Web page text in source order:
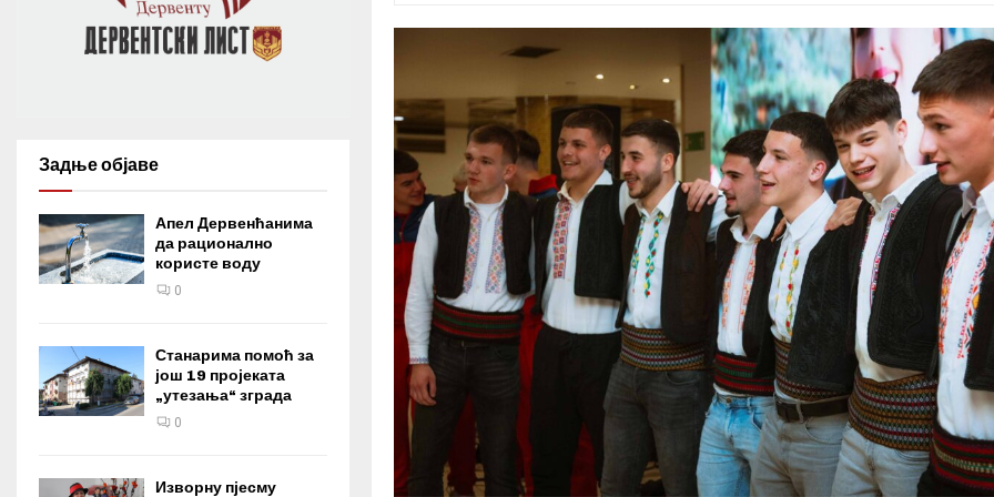
Задње објаве
Апел Дервенћанима
да рационално
користе воду
0
Станарима помоћ за
још 19 пројеката
„утезања“ зграда
0
Изворну пјесму